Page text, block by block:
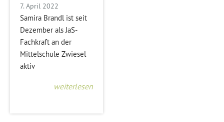
7. April 2022
Samira Brandl ist seit
Dezember als JaS-
Fachkraft an der
Mittelschule Zwiesel
aktiv
weiterlesen